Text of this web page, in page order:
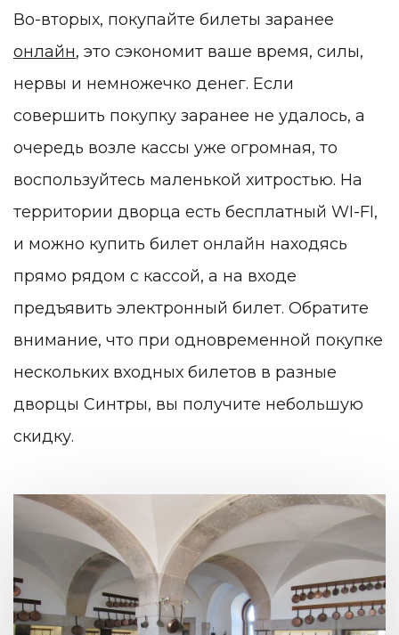
Во-вторых, покупайте билеты заранее
онлайн, это сэкономит ваше время, силы,
нервы и немножечко денег. Если
совершить покупку заранее не удалось, а
очередь возле кассы уже огромная, то
воспользуйтесь маленькой хитростью. На
территории дворца есть бесплатный WI-FI,
и можно купить билет онлайн находясь
прямо рядом с кассой, а на входе
предъявить электронный билет. Обратите
внимание, что при одновременной покупке
нескольких входных билетов в разные
дворцы Синтры, вы получите небольшую
скидку.